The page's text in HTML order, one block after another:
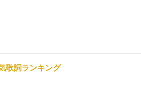
歌詞ランキング